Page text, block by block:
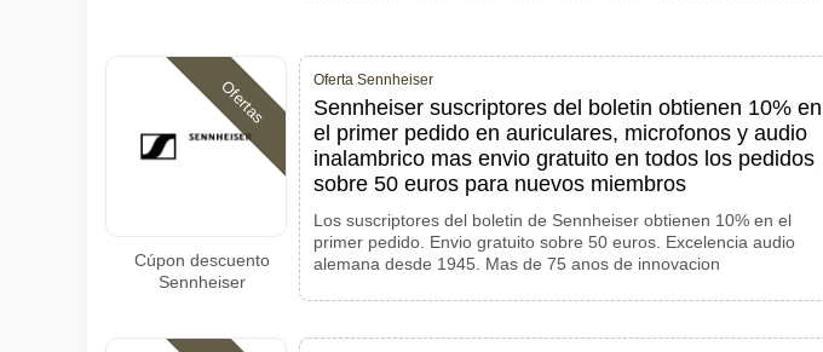
Ofertas
Cúpon descuento
Sennheiser
Oferta Sennheiser
Sennheiser suscriptores del boletin obtienen 10% en
el primer pedido en auriculares, microfonos y audio
inalambrico mas envio gratuito en todos los pedidos
sobre 50 euros para nuevos miembros
Los suscriptores del boletin de Sennheiser obtienen 10% en el
primer pedido. Envio gratuito sobre 50 euros. Excelencia audio
alemana desde 1945. Mas de 75 anos de innovacion